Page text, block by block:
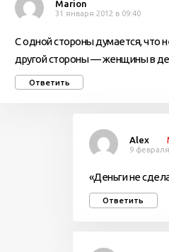
Marion
31 января 2012 в 09:40
С одной стороны думается, что
другой стороны — женщины в
Ответить
Alex
9
«Деньги не
Ответить